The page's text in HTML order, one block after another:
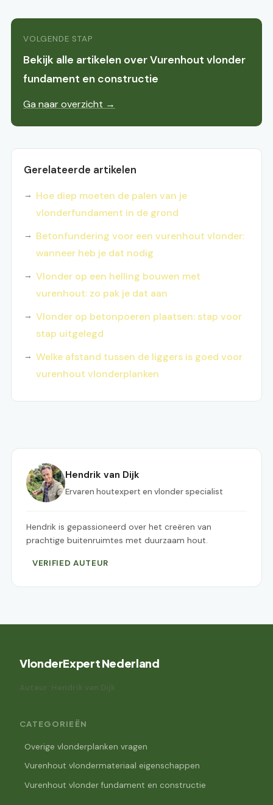
VOLGENDE STAP
Bekijk alle artikelen over Vurenhout vlonder
fundament en constructie
Ga naar overzicht →
Gerelateerde artikelen
Hoe diep moeten de palen van je
vlonderfundament in de grond
Betonfundering voor een vurenhout vlonder:
wanneer heb je dat nodig
Vlonder op een helling bouwen met
vurenhout: zo pak je dat aan
Vlonder op betonpoeren plaatsen: stap voor
stap uitgelegd
Welke afstand tussen de liggers is goed voor
vurenhout vlonderplanken
Hendrik van Dijk
Ervaren houtexpert en vlonder specialist
Hendrik is gepassioneerd over het creëren van
prachtige buitenruimtes met duurzaam hout.
VERIFIED AUTEUR
VlonderExpert Nederland
Auteur: Hendrik van Dijk
CATEGORIEËN
Overige vlonderplanken vragen
Vurenhout vlondermateriaal eigenschappen
Vurenhout vlonder fundament en constructie